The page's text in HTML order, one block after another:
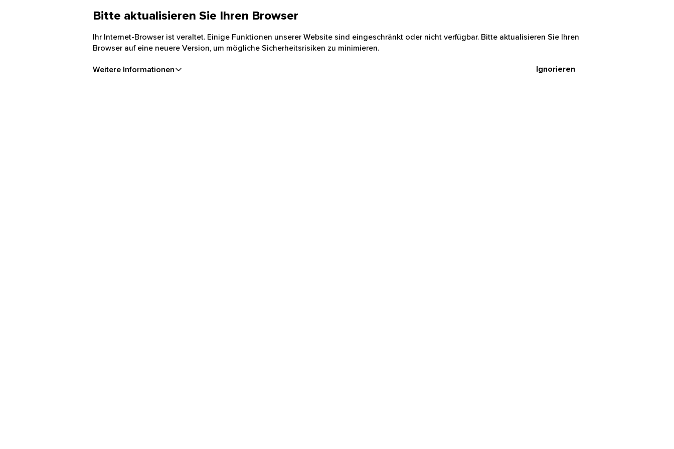
Bitte aktualisieren Sie Ihren Browser
Ihr Internet-Browser ist veraltet. Einige Funktionen unserer Website sind eingeschränkt oder nicht verfügbar. Bitte aktualisieren Sie Ihren
Browser auf eine neuere Version, um mögliche Sicherheitsrisiken zu minimieren.
Weitere Informationen Ignorieren